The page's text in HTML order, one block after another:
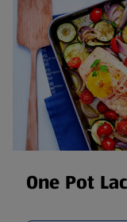
One Pot